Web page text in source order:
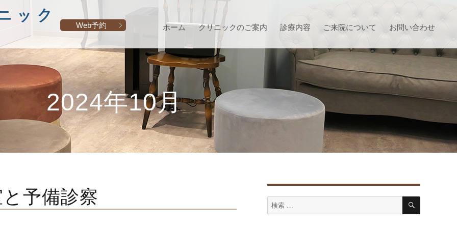
Web予約 ホーム クリニックのご案内 診療内容 ご来院について お問い合わせ
2024年10月
予備診察
検
索
検